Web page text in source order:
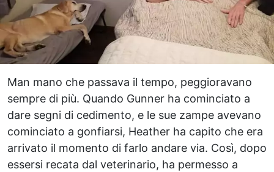
Man mano che passava il tempo, peggioravano
sempre di più. Quando Gunner ha cominciato a
dare segni di cedimento, e le sue zampe avevano
cominciato a gonfiarsi, Heather ha capito che era
arrivato il momento di farlo andare via. Così, dopo
essersi recata dal veterinario, ha permesso a